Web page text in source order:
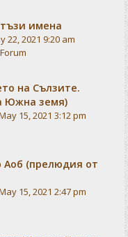
имена
22, 2021 9:20 am
на Сълзите.
Южна земя)
15, 2021 3:12 pm
Аоб (прелюдия от
15, 2021 2:47 pm